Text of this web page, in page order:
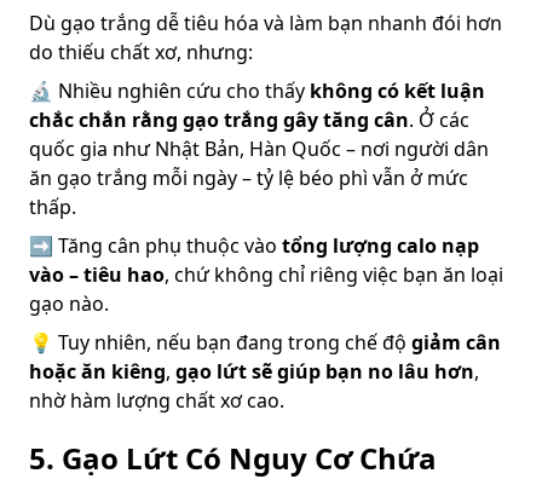
Dù gạo trắng dễ tiêu hóa và làm bạn nhanh đói hơn
do thiếu chất xơ, nhưng:
🔬 Nhiều nghiên cứu cho thấy không có kết luận
chắc chắn rằng gạo trắng gây tăng cân. Ở các
quốc gia như Nhật Bản, Hàn Quốc – nơi người dân
ăn gạo trắng mỗi ngày – tỷ lệ béo phì vẫn ở mức
thấp.
➡️ Tăng cân phụ thuộc vào tổng lượng calo nạp
vào – tiêu hao, chứ không chỉ riêng việc bạn ăn loại
gạo nào.
💡 Tuy nhiên, nếu bạn đang trong chế độ giảm cân
hoặc ăn kiêng, gạo lứt sẽ giúp bạn no lâu hơn,
nhờ hàm lượng chất xơ cao.
5. Gạo Lứt Có Nguy Cơ Chứa